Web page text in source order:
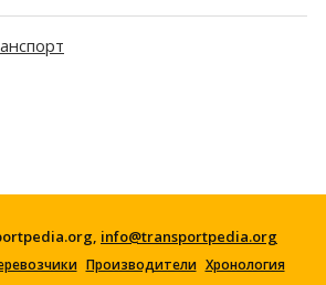
info@transportpedia.org
Производители Хронология